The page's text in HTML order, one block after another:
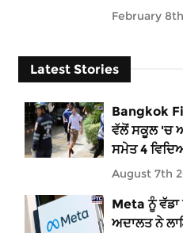
February
Latest Stories
Bangkok
ਵੱਲੋਂ ਸਕੂਲ 'ਚ
ਸਮੇਤ 4
August 7th
Meta ਨੂੰ ਵੱਡਾ
ਅਦਾਲਤ ਨੇ